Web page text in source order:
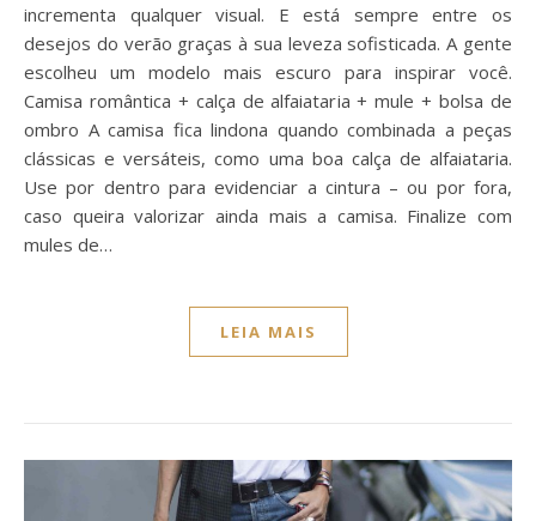
incrementa qualquer visual. E está sempre entre os
desejos do verão graças à sua leveza sofisticada. A gente
escolheu um modelo mais escuro para inspirar você.
Camisa romântica + calça de alfaiataria + mule + bolsa de
ombro A camisa fica lindona quando combinada a peças
clássicas e versáteis, como uma boa calça de alfaiataria.
Use por dentro para evidenciar a cintura – ou por fora,
caso queira valorizar ainda mais a camisa. Finalize com
mules de…
LEIA MAIS